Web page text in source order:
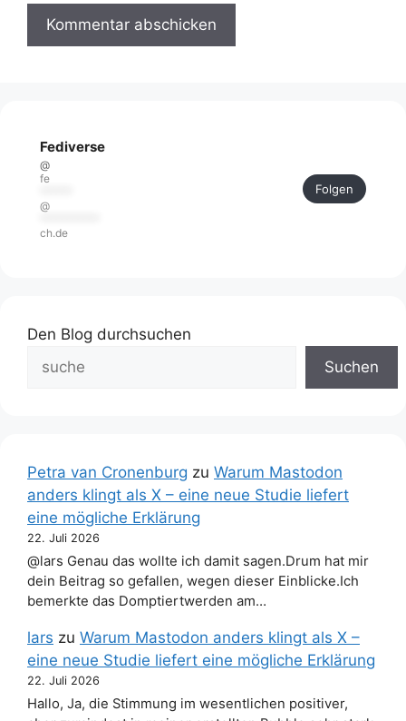
Fediverse
@
fe
@
ch.de
Folgen
Den Blog durchsuchen
Suchen
Petra van Cronenburg zu Warum Mastodon
anders klingt als X – eine neue Studie liefert
eine mögliche Erklärung
22. Juli 2026
@lars Genau das wollte ich damit sagen.Drum hat mir
dein Beitrag so gefallen, wegen dieser Einblicke.Ich
bemerkte das Domptiertwerden am…
lars zu Warum Mastodon anders klingt als X –
eine neue Studie liefert eine mögliche Erklärung
22. Juli 2026
Hallo, Ja, die Stimmung im wesentlichen positiver,